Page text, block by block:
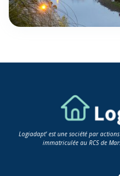
Logiadapt' est une société par
immatriculée au RCS de